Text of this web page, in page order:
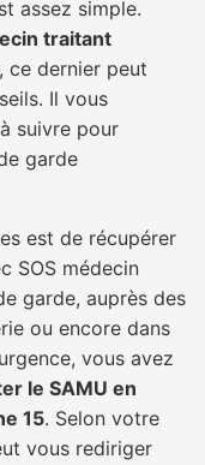
assez simple.
traitant
ce dernier peut
Il vous
suivre pour
garde
est de récupérer
SOS médecin
garde, auprès des
ou encore dans
vous avez
le SAMU en
15. Selon votre
vous rediriger